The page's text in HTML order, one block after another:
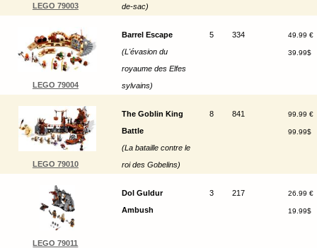
LEGO 79003
de-sac)
LEGO 79004
Barrel Escape
(L'évasion du
royaume des Elfes
sylvains)
5 334 49.99 €
39.99$
LEGO 79010
The Goblin King
Battle
(La bataille contre le
roi des Gobelins)
8 841 99.99 €
99.99$
LEGO 79011
Dol Guldur
Ambush
3 217 26.99 €
19.99$